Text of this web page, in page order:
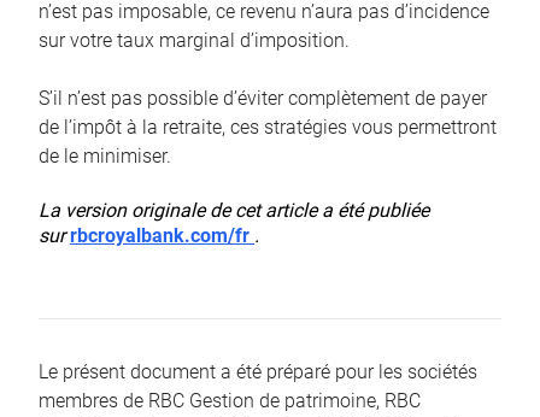
n’est pas imposable, ce revenu n’aura pas d’incidence
sur votre taux marginal d’imposition.
S’il n’est pas possible d’éviter complètement de payer
de l’impôt à la retraite, ces stratégies vous permettront
de le minimiser.
La version originale de cet article a été publiée
surrbcroyalbank.com/fr .
Le présent document a été préparé pour les sociétés
membres de RBC Gestion de patrimoine, RBC